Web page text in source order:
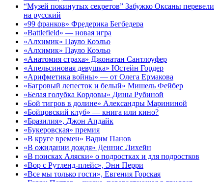
“Музей покинутых секретов” Забужко Оксаны перевели
на русский
«99 франков» Фредерика Бегбедера
«Battlefield» — новая игра
«Алхимик» Пауло Коэльо
«Алхимик» Пауло Коэльо
«Анатомия страха» Джонатан Сантлоуфер
«Апельсиновая девушка» Юстейн Гордер
«Арифметика войны» — от Олега Ермакова
«Багровый лепесток и белый» Мишель Фейбер
«Белая голубка Кордовы» Дины Рубиной
«Бой тигров в долине» Александры Марининой
«Бойцовский клуб» — книга или кино?
«Бразилия», Джон Апдайк
«Букеровская» премия
«В круге времен» Вадим Панов
«В ожидании дождя» Деннис Лихейн
«В поисках Аляски» о подростках и для подростков
«Вор с Рутленд-плейс», Энн Перри
«Все мы только гости», Евгения Горская